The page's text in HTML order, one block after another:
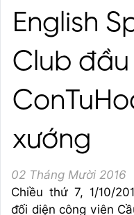
English
Club
xướng
02 Tháng Mười 2016
Chiều thứ 7, 1/10/
đối diện công viên